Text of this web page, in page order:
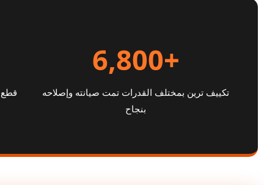
+6,800
تكييف ترين بمختلف القدرات تمت صيانته وإصلاحه
بنجاح
قطع